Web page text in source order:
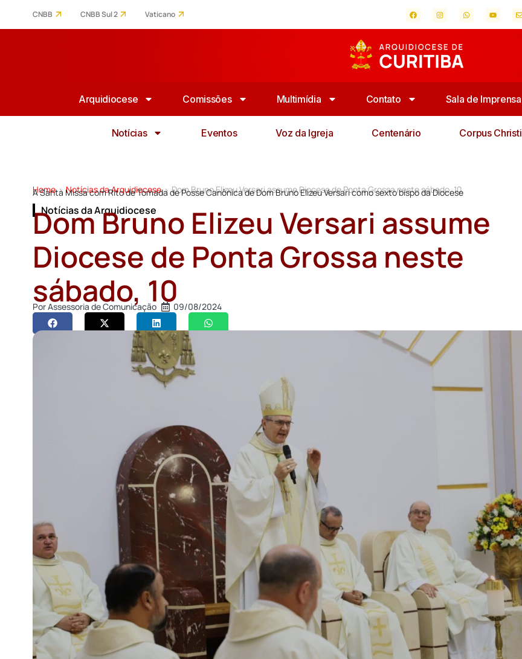
CNBB CNBB Sul 2 Vaticano
Arquidiocese Comissões Multimídia Contato Sala de Imprensa
Notícias Eventos Voz da Igreja Centenário Corpus Christi
Home > Notícias da Arquidiocese > Dom Bruno Elizeu Versari assume Diocese de Ponta Grossa neste sábado, 10
A Santa Missa com Rito de Tomada de Posse Canônica de Dom Bruno Elizeu Versari como sexto bispo da Diocese
Notícias da Arquidiocese
Dom Bruno Elizeu Versari assume
Diocese de Ponta Grossa neste
sábado, 10
PorAssessoria de Comunicação 09/08/2024